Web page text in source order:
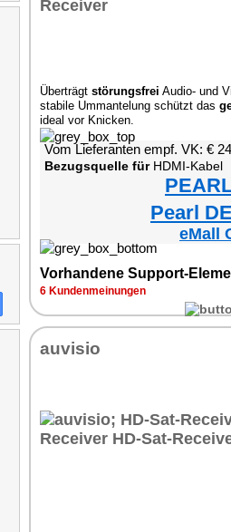
Überträgt störungsfrei Audio- und
stabile Ummantelung schützt das
ideal vor Knicken.
Vom Lieferanten empf. VK: €
Bezugsquelle fürHDMI-Kabel
Pearl
eMall
Vorhandene Support-
6 Kundenmeinungen
auvisio